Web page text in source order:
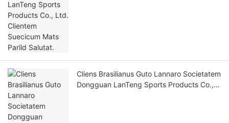
Cliens Brasilianus Guto Lannaro Societatem
Dongguan LanTeng Sports Products Co.,